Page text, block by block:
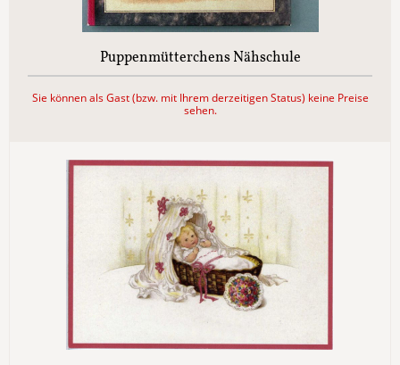
Puppenmütterchens Nähschule
Sie können als Gast (bzw. mit Ihrem derzeitigen Status) keine Preise
sehen.